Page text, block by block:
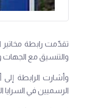
تقدّمت رابطة
والتنسيق مع الجهات
وأشارت الرابطة
الرسميين في السرايا